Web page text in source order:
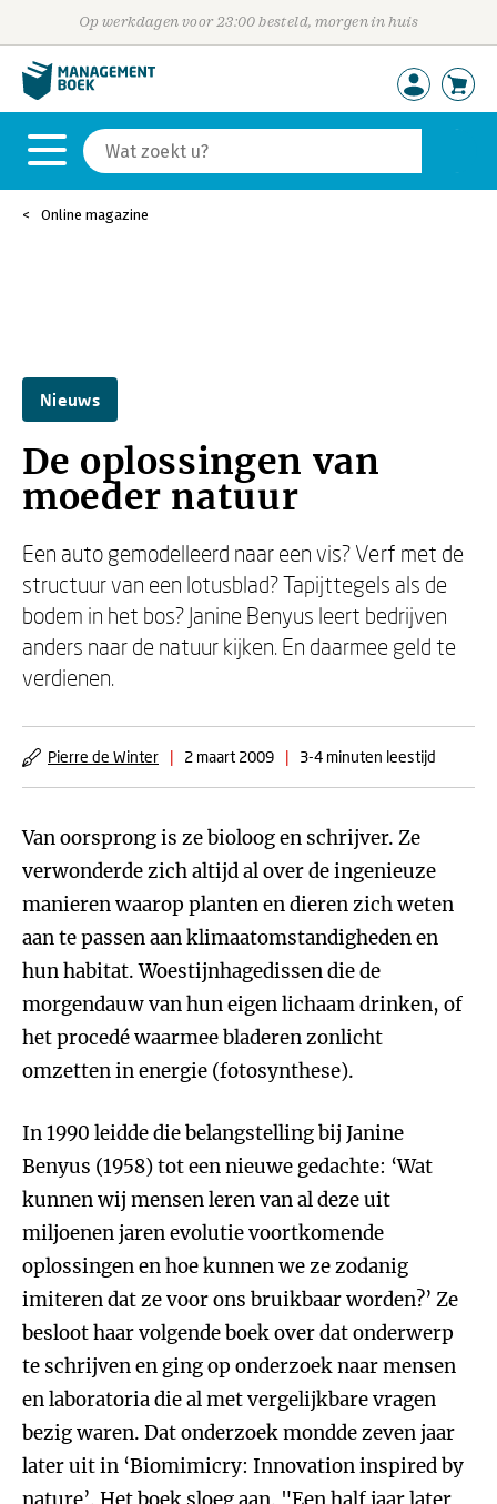
Op werkdagen voor 23:00 besteld, morgen in huis
Online magazine
Nieuws
De oplossingen van
moeder natuur
Een auto gemodelleerd naar een vis? Verf met de
structuur van een lotusblad? Tapijttegels als de
bodem in het bos? Janine Benyus leert bedrijven
anders naar de natuur kijken. En daarmee geld te
verdienen.
Pierre de Winter | 2 maart 2009 | 3-4 minuten leestijd
Van oorsprong is ze bioloog en schrijver. Ze
verwonderde zich altijd al over de ingenieuze
manieren waarop planten en dieren zich weten
aan te passen aan klimaatomstandigheden en
hun habitat. Woestijnhagedissen die de
morgendauw van hun eigen lichaam drinken, of
het procedé waarmee bladeren zonlicht
omzetten in energie (fotosynthese).
In 1990 leidde die belangstelling bij Janine
Benyus (1958) tot een nieuwe gedachte: ‘Wat
kunnen wij mensen leren van al deze uit
miljoenen jaren evolutie voortkomende
oplossingen en hoe kunnen we ze zodanig
imiteren dat ze voor ons bruikbaar worden?’ Ze
besloot haar volgende boek over dat onderwerp
te schrijven en ging op onderzoek naar mensen
en laboratoria die al met vergelijkbare vragen
bezig waren. Dat onderzoek mondde zeven jaar
later uit in ‘Biomimicry: Innovation inspired by